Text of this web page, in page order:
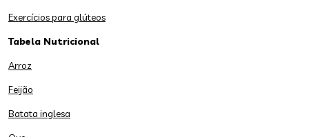
Exercícios para glúteos
Tabela Nutricional
Arroz
Feijão
Batata inglesa